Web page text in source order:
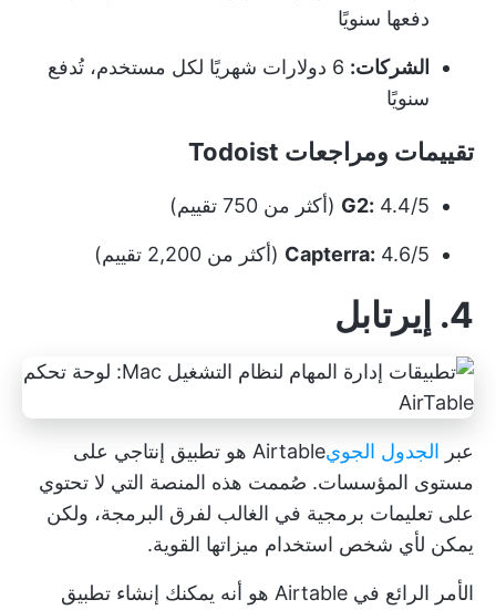
دفعها سنويًا
الشركات:
6 دولارات شهريًا لكل مستخدم، تُدفع
سنويًا
تقييمات ومراجعات Todoist
G2: 4.4/5 (أكثر من 750 تقييم)
Capterra: 4.6/5 (أكثر من 2,200 تقييم)
4. إيرتابل
عبر الجدول الجويAirtable هو تطبيق إنتاجي على
مستوى المؤسسات. صُممت هذه المنصة التي لا تحتوي
على تعليمات برمجية في الغالب لفرق البرمجة، ولكن
يمكن لأي شخص استخدام ميزاتها القوية.
الأمر الرائع في Airtable هو أنه يمكنك إنشاء تطبيق